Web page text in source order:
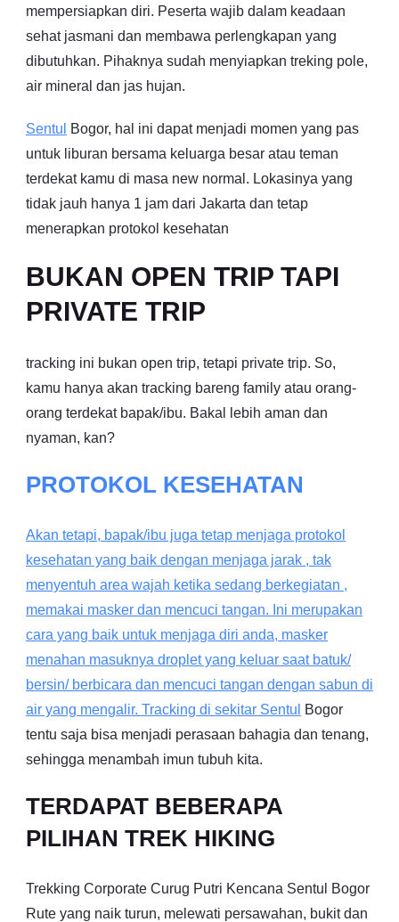
mempersiapkan diri. Peserta wajib dalam keadaan
sehat jasmani dan membawa perlengkapan yang
dibutuhkan. Pihaknya sudah menyiapkan treking pole,
air mineral dan jas hujan.
Sentul
Bogor, hal ini dapat menjadi momen yang pas
untuk liburan bersama keluarga besar atau teman
terdekat kamu di masa new normal. Lokasinya yang
tidak jauh hanya 1 jam dari Jakarta dan tetap
menerapkan protokol kesehatan
BUKAN OPEN TRIP TAPI
PRIVATE TRIP
tracking ini bukan open trip, tetapi private trip. So,
kamu hanya akan tracking bareng family atau orang-
orang terdekat bapak/ibu. Bakal lebih aman dan
nyaman, kan?
PROTOKOL KESEHATAN
Akan tetapi, bapak/ibu juga tetap menjaga protokol
kesehatan yang baik dengan menjaga jarak , tak
menyentuh area wajah ketika sedang berkegiatan ,
memakai masker dan mencuci tangan. Ini merupakan
cara yang baik untuk menjaga diri anda, masker
menahan masuknya droplet yang keluar saat batuk/
bersin/ berbicara dan mencuci tangan dengan sabun di
air yang mengalir. Tracking di sekitar Sentul
Bogor
tentu saja bisa menjadi perasaan bahagia dan tenang,
sehingga menambah imun tubuh kita.
TERDAPAT BEBERAPA
PILIHAN TREK HIKING
Trekking Corporate Curug Putri Kencana Sentul Bogor
Rute yang naik turun, melewati persawahan, bukit dan